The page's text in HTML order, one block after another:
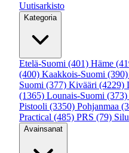
Uutisarkisto
Kategoria
Etelä-Suomi (401) Häme
(400) Kaakkois-Suomi (390)
Suomi (377) Kivääri (4229)
(1365) Lounais-Suomi (373)
Pistooli (3350) Pohjanmaa
Practical (485) PRS (79)
Avainsanat